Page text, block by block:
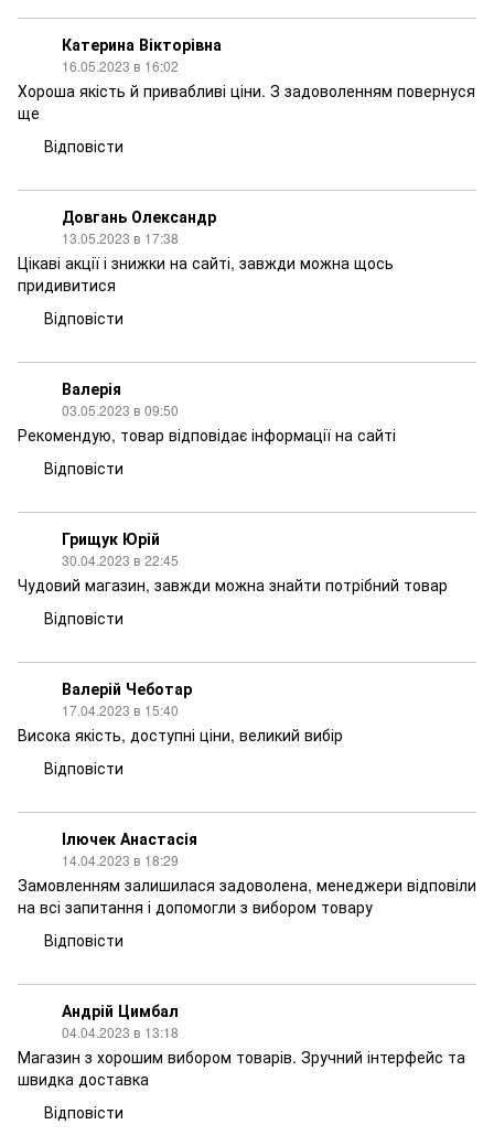
Катерина Вікторівна
16.05.2023 в 16:02
Хороша якість й привабливі ціни. З задоволенням повернуся
ще
Відповісти
Довгань Олександр
13.05.2023 в 17:38
Цікаві акції і знижки на сайті, завжди можна щось
придивитися
Відповісти
Валерія
03.05.2023 в 09:50
Рекомендую, товар відповідає інформації на сайті
Відповісти
Грищук Юрій
30.04.2023 в 22:45
Чудовий магазин, завжди можна знайти потрібний товар
Відповісти
Валерій Чеботар
17.04.2023 в 15:40
Висока якість, доступні ціни, великий вибір
Відповісти
Ілючек Анастасія
14.04.2023 в 18:29
Замовленням залишилася задоволена, менеджери відповіли
на всі запитання і допомогли з вибором товару
Відповісти
Андрій Цимбал
04.04.2023 в 13:18
Магазин з хорошим вибором товарів. Зручний інтерфейс та
швидка доставка
Відповісти